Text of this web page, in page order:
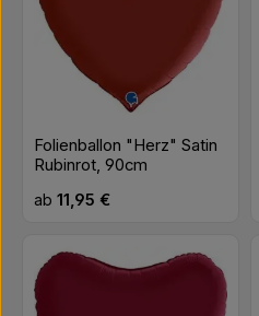
Folienballon "Herz" Satin
Rubinrot, 90cm
Regulärer Preis:
ab11,95 €